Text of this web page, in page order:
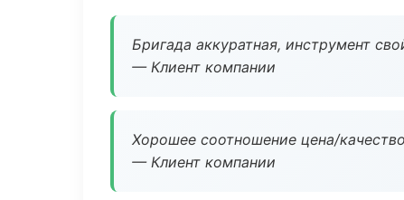
Бригада аккуратная, инструмент
— Клиент компании
Хорошее соотношение цена/
— Клиент компании